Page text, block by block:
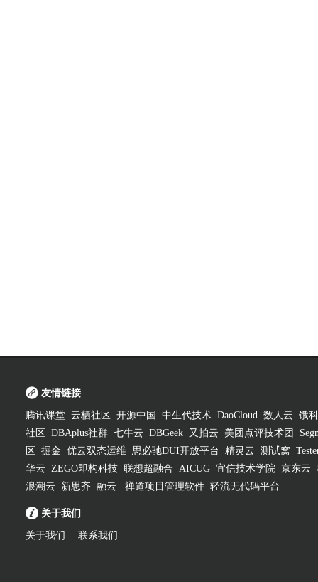
友情链接
腾讯课堂 云栖社区 开源中国 中生代技术 DaoCloud 数人云 饿
社区
DBAplus社群 七牛云 DBGeek 又拍云 美团点评技术团
区
掘金 优云双态运维 思必驰DUI开放平台 精灵云 测试窝
华云 ZEGO即构科技 联想超融合 AICUG 宜信技术学院 京东云
浪潮云
新思齐 融云 禅道项目管理软件 轻流无代码平台
关于我们
关于我们 联系我们